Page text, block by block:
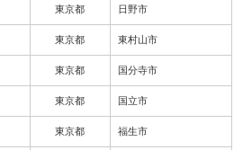
東京都 日野市
東京都 東村山市
東京都 国分寺市
東京都 国立市
東京都 福生市